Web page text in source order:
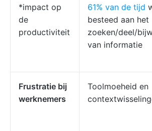
*impact op
de
productiviteit
61% van de tijd
besteed aan het
zoeken/deel/
van informatie
Frustratie bij
werknemers
Toolmoeheid en